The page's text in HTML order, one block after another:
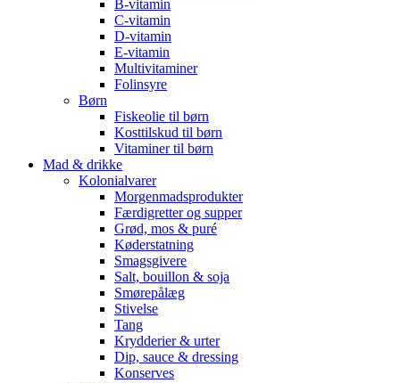
B-vitamin
C-vitamin
D-vitamin
E-vitamin
Multivitaminer
Folinsyre
Børn
Fiskeolie til børn
Kosttilskud til børn
Vitaminer til børn
Mad & drikke
Kolonialvarer
Morgenmadsprodukter
Færdigretter og supper
Grød, mos & puré
Køderstatning
Smagsgivere
Salt, bouillon & soja
Smørepålæg
Stivelse
Tang
Krydderier & urter
Dip, sauce & dressing
Konserves